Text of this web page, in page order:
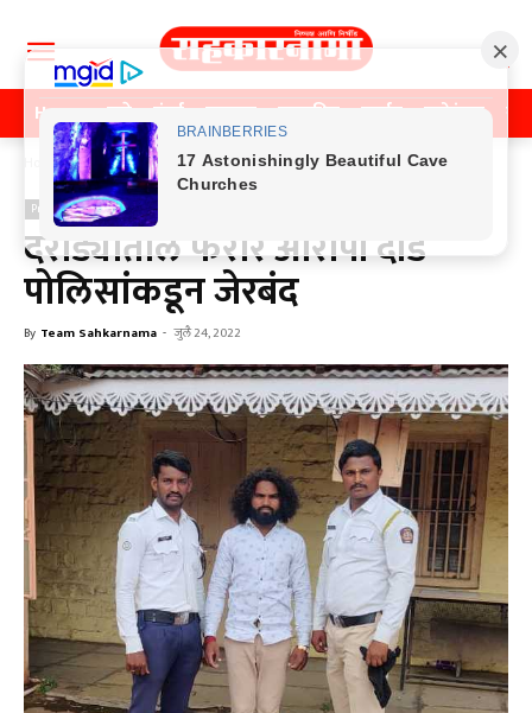
Home पुणे मुंबई महाराष्ट्र राजकीय क्राईम मनोरंजन
Home Previos News
Previos News
दरोड्यातील फरार आरोपी दौंड
पोलिसांकडून जेरबंद
By Team Sahkarnama - जुलै 24, 2022